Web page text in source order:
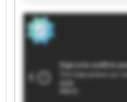
GmbH F1-TRADE-GmbH F1-
TRADE-GmbH F1-TRADE-
F1-TRADE-GmbH F1-TRADE-
GmbH F1-TRADE-GmbH